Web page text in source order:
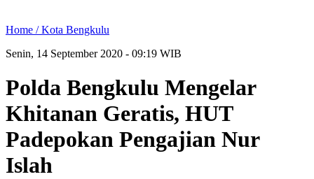
Home /Kota Bengkulu
Senin, 14 September 2020 - 09:19 WIB
Polda Bengkulu Mengelar
Khitanan Geratis, HUT
Padepokan Pengajian Nur
Islah